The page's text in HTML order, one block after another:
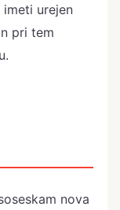
urejen
pri tem
nova